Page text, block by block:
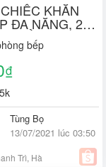
KHĂN
ĐA NĂNG, 2
MỀM MỊN
TỐT (RẺ
bếp
₫
Tùng Bọ
13/07/2021 lúc 03:50
Trì, Hà